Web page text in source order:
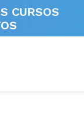
CURSOS